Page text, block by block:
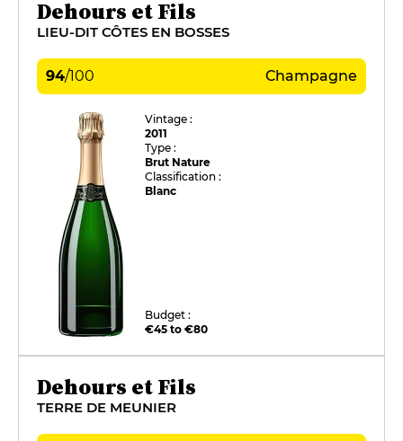
Dehours et Fils
LIEU-DIT CÔTES EN BOSSES
94/100 Champagne
Vintage :
2011
Type :
Brut Nature
Classification :
Blanc
Budget :
€45 to €80
Dehours et Fils
TERRE DE MEUNIER